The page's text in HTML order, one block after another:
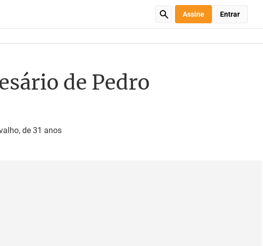
Assine Entrar
de Pedro
de 31 anos